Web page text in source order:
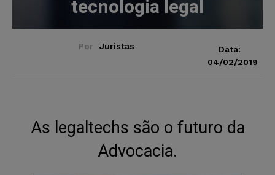
tecnologia legal
Por Juristas
Data:
04/02/2019
As legaltechs são o futuro da
Advocacia.